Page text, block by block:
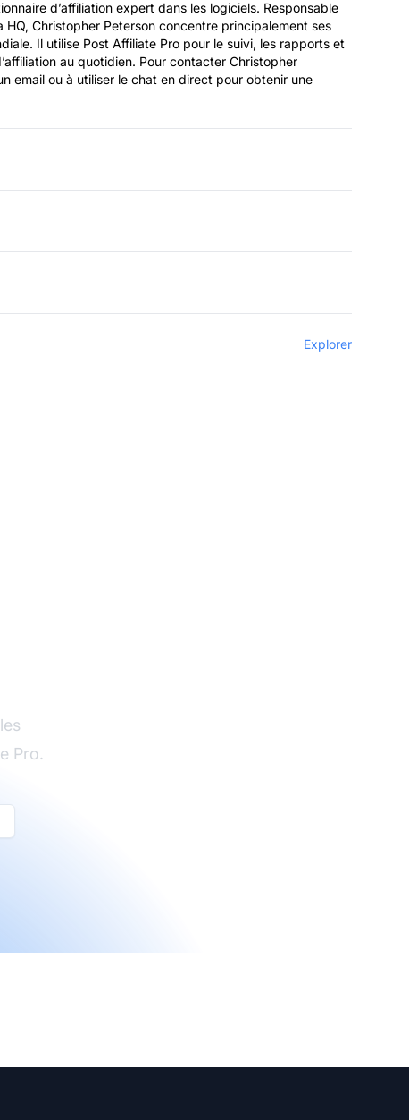
d’affiliation expert dans les logiciels. Responsable
HQ, Christopher Peterson concentre principalement ses
Il utilise Post Affiliate Pro pour le suivi, les rapports et
au quotidien. Pour contacter Christopher
email ou à utiliser le chat en direct pour obtenir une
Explorer
Pro.